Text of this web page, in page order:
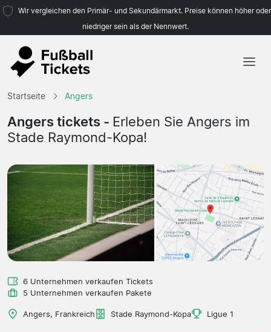
Wir vergleichen den Primär- und Sekundärmarkt. Preise können höher oder
niedriger sein als der Nennwert.
Mannschaften
Ligen
Startseite Angers
Angers tickets - Erleben Sie Angers im
Stade Raymond-Kopa!
6 Unternehmen verkaufen Tickets
5 Unternehmen verkaufen Pakete
Angers, Frankreich Stade Raymond-Kopa Ligue 1